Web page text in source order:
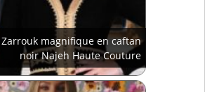
magnifique en caftan
noir Najeh Haute Couture